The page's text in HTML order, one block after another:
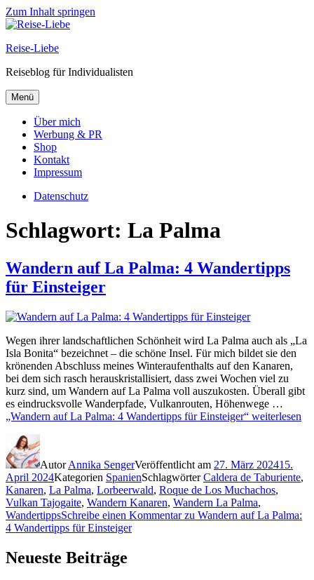
Zum Inhalt springen
Reise-Liebe
Reiseblog für Individualisten
Menü
Über mich
Werbung & PR
Shop
Kontakt
Impressum
Datenschutz
Schlagwort: La Palma
Wandern auf La Palma: 4 Wandertipps
für Einsteiger
Wegen ihrer landschaftlichen Schönheit wird La Palma auch als „La
Isla Bonita“ bezeichnet – die schöne Insel. Für mich bildet sie den
krönenden Abschluss meines Winteraufenthalts auf den Kanaren,
bei dem sich rasch herauskristallisiert, dass zwei Wochen viel zu
kurz sind, um Wandern auf La Palma voll auszukosten. Überall gibt
es eindrucksvolle Wanderpfade, Vulkanrouten, Höhenwege …
„Wandern auf La Palma: 4 Wandertipps für Einsteiger“ weiterlesen
AutorAnnika SengerVeröffentlicht am 27. März 202415.
April 2024Kategorien SpanienSchlagwörterCaldera de Taburiente,
Kanaren, La Palma, Lorbeerwald, Roque de Los Muchachos,
Vulkan Tajogaite, Wandern Kanaren, Wandern La Palma,
WandertippsSchreibe einen Kommentarzu Wandern auf La Palma:
4 Wandertipps für Einsteiger
Neueste Beiträge